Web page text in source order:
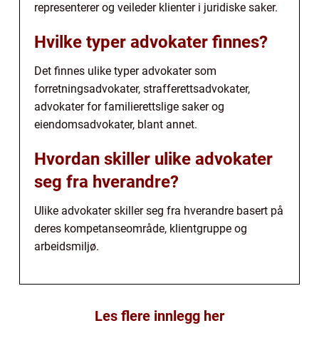
representerer og veileder klienter i juridiske saker.
Hvilke typer advokater finnes?
Det finnes ulike typer advokater som
forretningsadvokater, strafferettsadvokater,
advokater for familierettslige saker og
eiendomsadvokater, blant annet.
Hvordan skiller ulike advokater
seg fra hverandre?
Ulike advokater skiller seg fra hverandre basert på
deres kompetanseområde, klientgruppe og
arbeidsmiljø.
Les flere innlegg her